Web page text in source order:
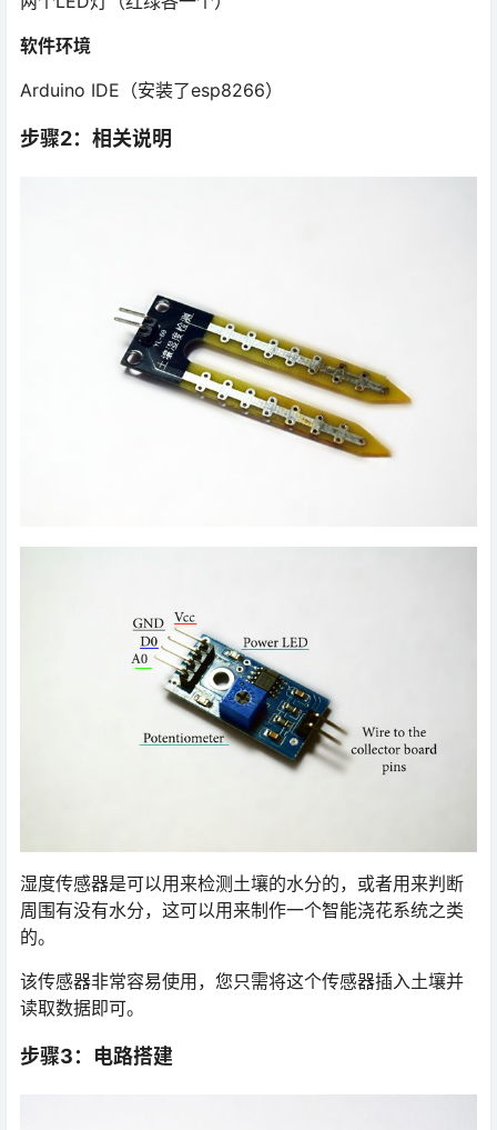
软件环境
Arduino IDE（安装了esp8266）
步骤2：相关说明
湿度传感器是可以用来检测土壤的水分的，或者用来判断
周围有没有水分，这可以用来制作一个智能浇花系统之类
的。
该传感器非常容易使用，您只需将这个传感器插入土壤并
读取数据即可。
步骤3：电路搭建